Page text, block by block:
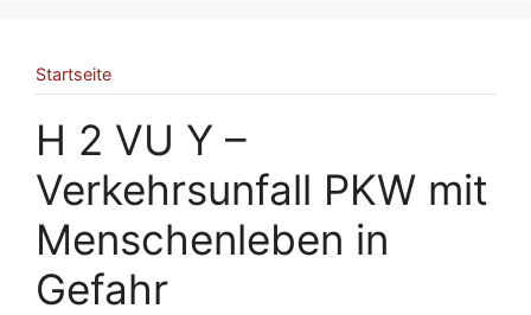
Startseite
H 2 VU Y –
Verkehrsunfall PKW mit
Menschenleben in
Gefahr